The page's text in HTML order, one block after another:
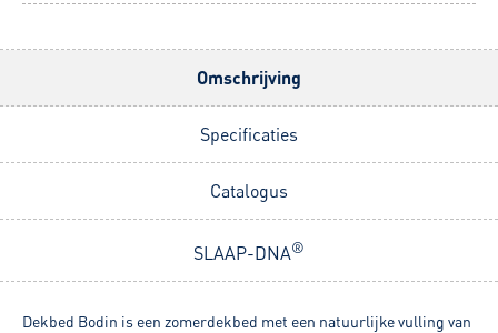
Omschrijving
Specificaties
Catalogus
SLAAP-DNA®
Dekbed Bodin is een zomerdekbed met een natuurlijke vulling van